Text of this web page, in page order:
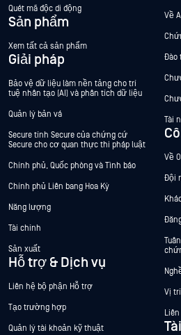
Quét mã độc di động
Sản phẩm
Xem tất cả sản phẩm
Giải pháp
Bảo vệ dữ liệu làm nền tảng cho trí
tuệ nhân tạo (AI) và phân tích dữ liệu
Quản lý bản vá
Secure tính Secure của chứng cứ
Secure cho cơ quan thực thi pháp luật
Chính phủ, Quốc phòng và Tình báo
Chính phủ Liên bang Hoa Kỳ
Năng lượng
Tài chính
Sản xuất
Hỗ trợ & Dịch vụ
Liên hệ bộ phận Hỗ trợ
Tạo trường hợp
Quản lý tài khoản kỹ thuật
Về
Đào
Tài
Về
Đội
Vị